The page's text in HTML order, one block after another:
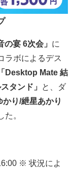
の宴 6次会」 に
ラボによるデス
「Desktop Mate 結
タンド」
と、ダ
かり/紲星あかり
た。
※ 状況によ